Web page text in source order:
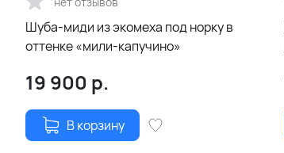
Шуба-миди из экомеха под норку в
оттенке «мили-капучино»
19 900 р.
В корзину